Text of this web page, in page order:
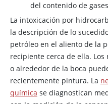
del contenido de
La intoxicación por
la descripción de lo
petróleo en el aliento de la
recipiente cerca de ella.
o alrededor de la boca
recientemente pintura. La
química se diagnostican